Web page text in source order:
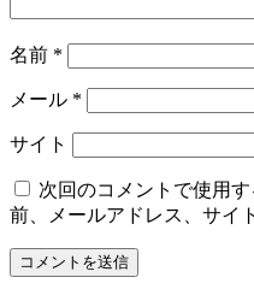
名前 *
メール *
サイト
次回のコメントで使用
前、メールアドレス、サイ